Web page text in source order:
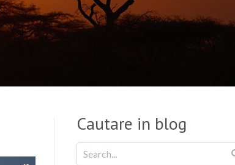
Cautare in blog